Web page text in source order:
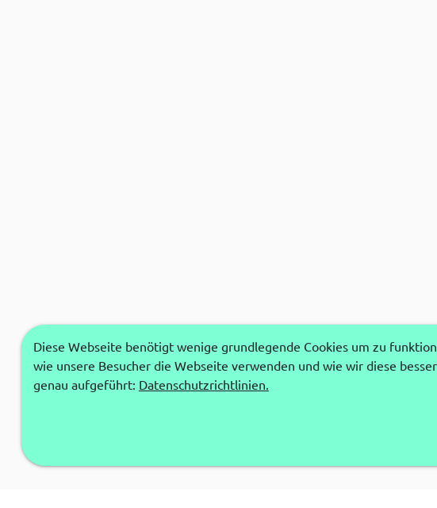
Diese Webseite benötigt wenige grundlegende Cookies um zu
wie unsere Besucher die Webseite verwenden und wie wir diese
genau aufgeführt: Datenschutzrichtlinien.